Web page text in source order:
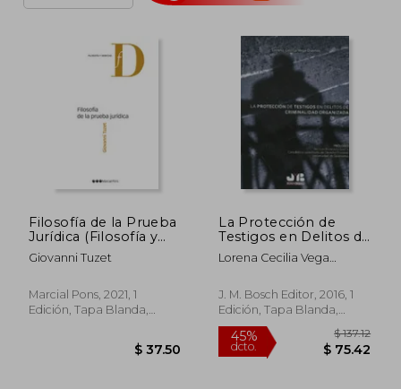
Filosofía de la Prueba
Jurídica (Filosofía y
Derecho)
Giovanni Tuzet
Marcial Pons, 2021, 1
Edición, Tapa Blanda,
La Protección de
Testigos en Delitos de
Criminalidad
Organizada
Lorena Cecilia Vega
J. M. Bosch Editor, 2016, 1
Edición, Tapa Blanda,
Nuevo